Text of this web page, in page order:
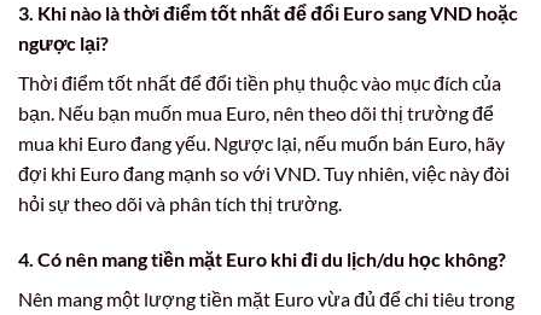
3. Khi nào là thời điểm tốt nhất để đổi Euro sang VND hoặc
ngược lại?
Thời điểm tốt nhất để đổi tiền phụ thuộc vào mục đích của
bạn. Nếu bạn muốn mua Euro, nên theo dõi thị trường để
mua khi Euro đang yếu. Ngược lại, nếu muốn bán Euro, hãy
đợi khi Euro đang mạnh so với VND. Tuy nhiên, việc này đòi
hỏi sự theo dõi và phân tích thị trường.
4. Có nên mang tiền mặt Euro khi đi du lịch/du học không?
Nên mang một lượng tiền mặt Euro vừa đủ để chi tiêu trong